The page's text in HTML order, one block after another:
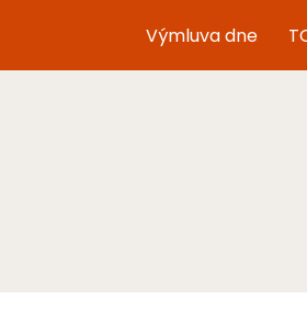
Výmluva dne